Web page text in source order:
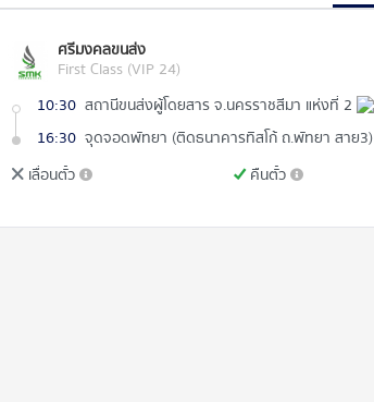
ศรีมงคลขนส่ง
First Class (VIP 24)
10:30 สถานีขนส่งผู้โดยสาร จ.นครราชสีมา แห่งที่ 2
16:30 จุดจอดพัทยา (ติดธนาคารทิสโก้ ถ.พัทยา สาย3)
เลื่อนตั๋ว
คืนตั๋ว